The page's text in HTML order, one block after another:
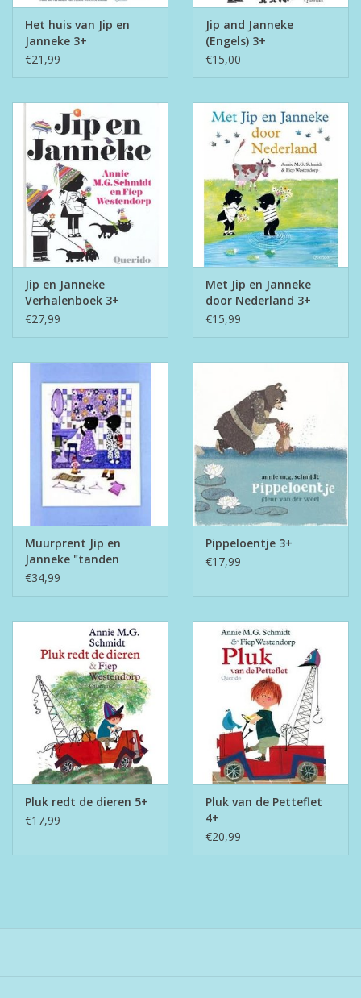
Het huis van Jip en
Janneke 3+
€21,99
Jip and Janneke
(Engels) 3+
€15,00
Jip en Janneke
Verhalenboek 3+
€27,99
Met Jip en Janneke
door Nederland 3+
€15,99
Muurprent Jip en
Janneke "tanden
poetsen"
€34,99
Pippeloentje 3+
€17,99
Pluk redt de dieren 5+
€17,99
Pluk van de Petteflet
4+
€20,99